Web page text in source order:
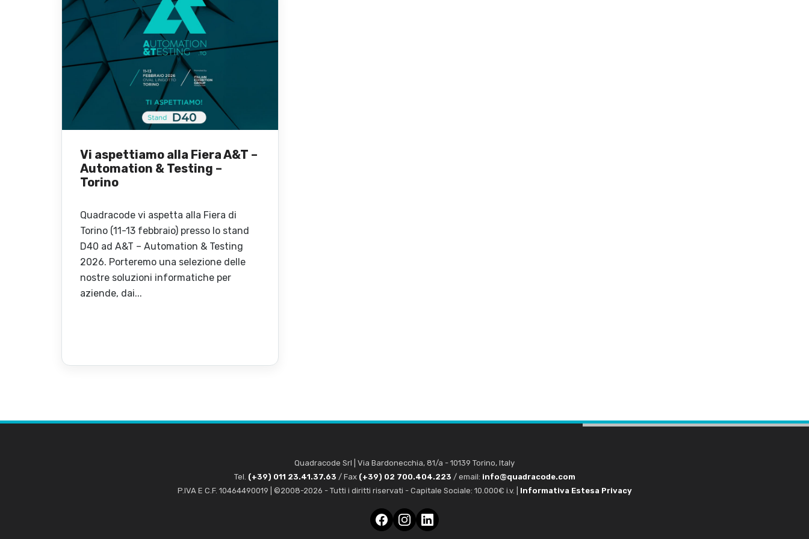
Vi aspettiamo alla Fiera A&T –
Automation & Testing –
Torino
Quadracode vi aspetta alla Fiera di
Torino (11-13 febbraio) presso lo stand
D40 ad A&T – Automation & Testing
2026. Porteremo una selezione delle
nostre soluzioni informatiche per
aziende, dai...
Quadracode Srl Via Bardonecchia, 81/a - 10139 Torino, Italy
Tel. (+39) 011 23.41.37.63 / Fax (+39) 02 700.404.223 / email: info@quadracode.com
P.IVA E C.F. 10464490019 | ©2008-2026 - Tutti i diritti riservati - Capitale Sociale: 10.000€ i.v. | Informativa Estesa Privacy